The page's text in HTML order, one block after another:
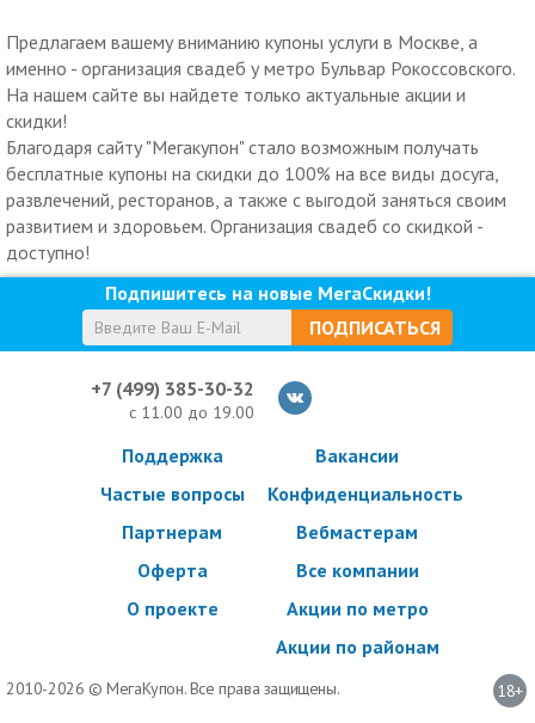
Предлагаем вашему вниманию купоны услуги в Москве, а
именно - организация свадеб у метро Бульвар Рокоссовского.
На нашем сайте вы найдете только актуальные акции и
скидки!
Благодаря сайту "Мегакупон" стало возможным получать
бесплатные купоны на скидки до 100% на все виды досуга,
развлечений, ресторанов, а также с выгодой заняться своим
развитием и здоровьем. Организация свадеб со скидкой -
доступно!
Подпишитесь на новые МегаСкидки!
ПОДПИСАТЬСЯ
+7 (499) 385-30-32
с 11.00 до 19.00
Поддержка
Частые вопросы
Партнерам
Оферта
О проекте
Вакансии
Конфиденциальность
Вебмастерам
Все компании
Акции по метро
Акции по районам
2010-2026 © МегаКупон. Все права защищены. 18+